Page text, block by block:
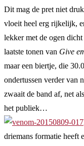
Dit mag de pret niet
vloeit heel erg rijkelijk,
lekker met de ogen
laatste tonen van Give
maar een biertje, die
ondertussen verder van
zwaait de band af, net
het publiek…
driemans formatie heeft